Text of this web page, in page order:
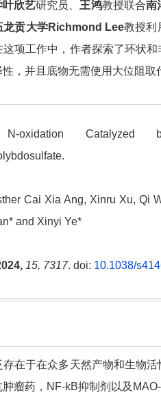
叶欣艺研究员、王鸿教授联合南
龙贡大学Richmond Lee教授利
项工作中，作者探索了环状
，并且底物无需使用大位阻取
N-oxidation Catalyzed
Cai Xia Ang, Xinru Xu, Qi
and Xinyi Ye*
15, 7317. doi: 10.1038/
在于在众多天然产物和生物
瘤药，NF-kB抑制剂以及